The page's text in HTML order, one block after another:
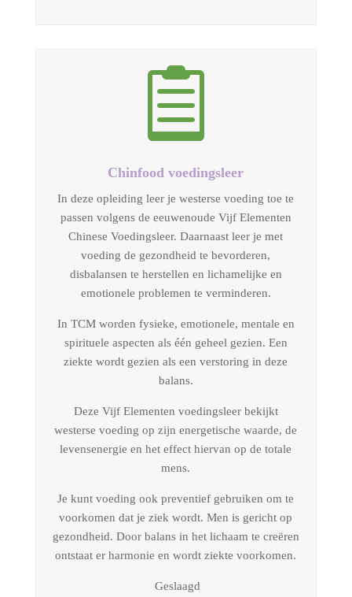

Chinfood voedingsleer
In deze opleiding leer je westerse voeding toe te
passen volgens de eeuwenoude Vijf Elementen
Chinese Voedingsleer. Daarnaast leer je met
voeding de gezondheid te bevorderen,
disbalansen te herstellen en lichamelijke en
emotionele problemen te verminderen.
In TCM worden fysieke, emotionele, mentale en
spirituele aspecten als één geheel gezien. Een
ziekte wordt gezien als een verstoring in deze
balans.
Deze Vijf Elementen voedingsleer bekijkt
westerse voeding op zijn energetische waarde, de
levensenergie en het effect hiervan op de totale
mens.
Je kunt voeding ook preventief gebruiken om te
voorkomen dat je ziek wordt. Men is gericht op
gezondheid. Door balans in het lichaam te creëren
ontstaat er harmonie en wordt ziekte voorkomen.
Geslaagd